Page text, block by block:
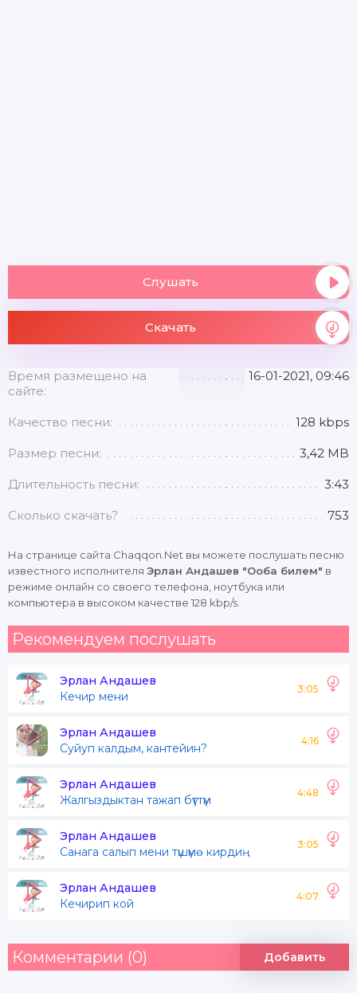
Слушать
Скачать
Время размещено на
сайте:
16-01-2021, 09:46
Качество песни: 128 kbps
Размер песни: 3,42 MB
Длительность песни: 3:43
Сколько скачать? 753
На странице сайта Chaqqon.Net вы можете послушать песню
известного исполнителя Эрлан Андашев "Ооба билем" в
режиме онлайн со своего телефона, ноутбука или
компьютера в высоком качестве 128 kbp/s.
Рекомендуем послушать
Эрлан Андашев
Кечир мени
3:05
Эрлан Андашев
Суйуп калдым, кантейин?
4:16
Эрлан Андашев
Жалгыздыктан тажап бүттүм
4:48
Эрлан Андашев
Санага салып мени түшүмө кирдиң
3:05
Эрлан Андашев
Кечирип кой
4:07
Комментарии (0) Добавить